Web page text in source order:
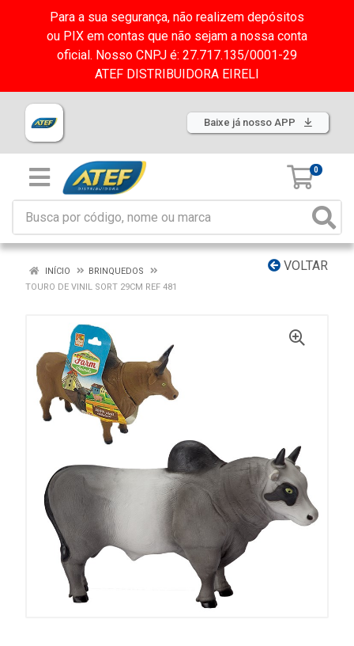
Para a sua segurança, não realizem depósitos
ou PIX em contas que não sejam a nossa conta
oficial. Nosso CNPJ é: 27.717.135/0001-29
ATEF DISTRIBUIDORA EIRELI
Baixe já nosso APP
0
VOLTAR
INÍCIO
BRINQUEDOS
TOURO DE VINIL SORT 29CM REF 481